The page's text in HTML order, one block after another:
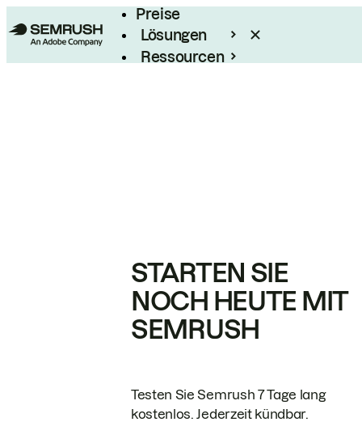
Preise
Lösungen
Ressourcen
STARTEN SIE
NOCH HEUTE MIT
SEMRUSH
Testen Sie Semrush 7 Tage lang
kostenlos. Jederzeit kündbar.